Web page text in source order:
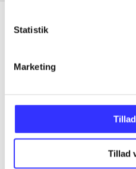
Statistik
Marketing
Tillad
Artikler